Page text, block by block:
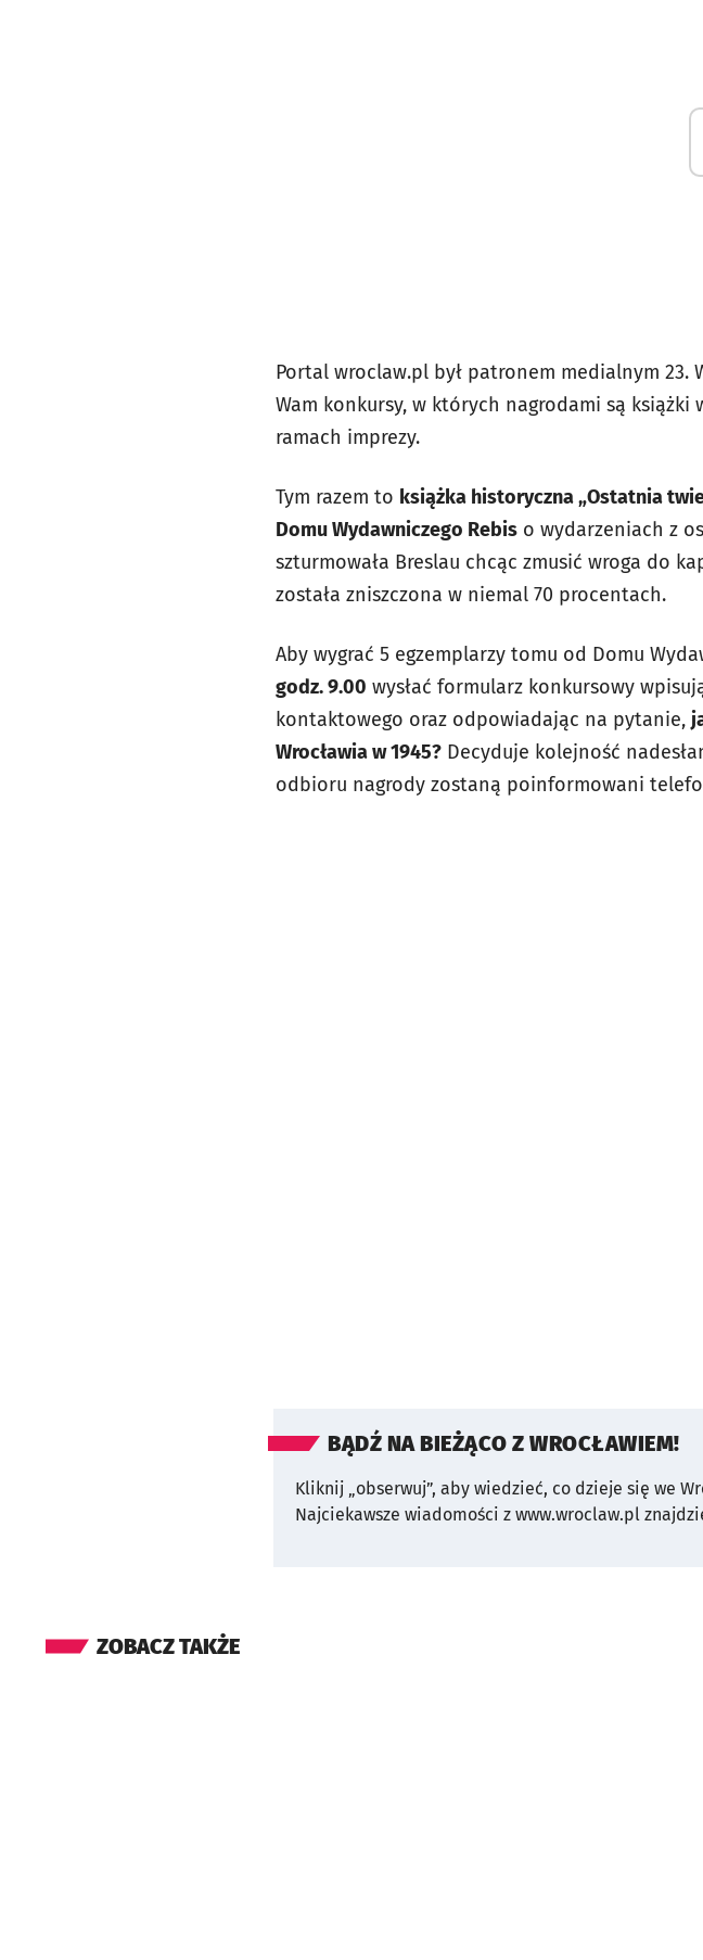
Portal wroclaw.pl był patronem medialnym 23.
Wam konkursy, w których nagrodami są
ramach imprezy.
Tym razem to książka historyczna „Ostatnia
Domu Wydawniczego Rebis o wydarzeniach z
szturmowała Breslau chcąc zmusić wroga do
została zniszczona w niemal 70 procentach.
Aby wygrać 5 egzemplarzy tomu od Domu
godz. 9.00 wysłać formularz konkursowy
kontaktowego oraz odpowiadając na pytanie,
Wrocławia w 1945? Decyduje kolejność
odbioru nagrody zostaną poinformowani
BĄDŹ NA BIEŻĄCO Z WROCŁAWIEM!
Kliknij „obserwuj”, aby wiedzieć, co dzieje się we
Najciekawsze wiadomości z www.wroclaw.pl
ZOBACZ TAKŻE